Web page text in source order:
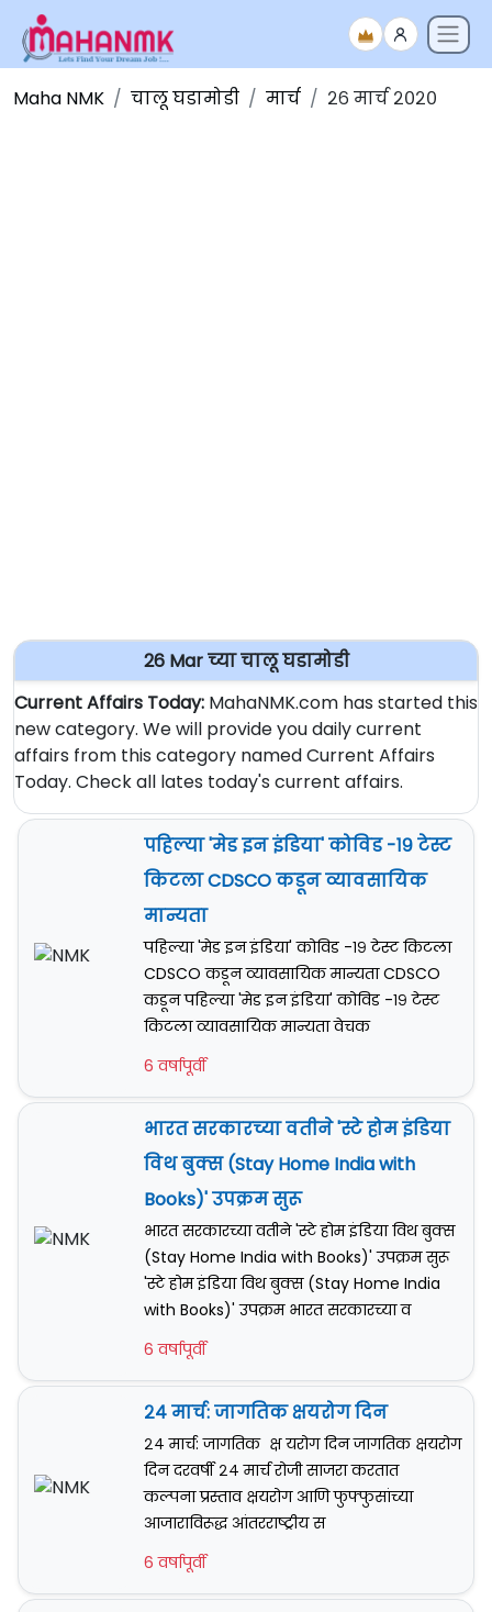
Maha NMK चालू घडामोडी मार्च २६ मार्च २०२०
26 Mar च्या चालू घडामोडी
Current Affairs Today: MahaNMK.com has started this
new category. We will provide you daily current
affairs from this category named Current Affairs
Today. Check all lates today's current affairs.
पहिल्या 'मेड इन इंडिया' कोविड -१९ टेस्ट
किटला CDSCO कडून व्यावसायिक
मान्यता
पहिल्या 'मेड इन इंडिया' कोविड -१९ टेस्ट किटला
CDSCO कडून व्यावसायिक मान्यता CDSCO
कडून पहिल्या 'मेड इन इंडिया' कोविड -१९ टेस्ट
किटला व्यावसायिक मान्यता वेचक
6 वर्षापूर्वी
भारत सरकारच्या वतीने 'स्टे होम इंडिया
विथ बुक्स (Stay Home India with
Books)' उपक्रम सुरू
भारत सरकारच्या वतीने 'स्टे होम इंडिया विथ बुक्स
(Stay Home India with Books)' उपक्रम सुरू
'स्टे होम इंडिया विथ बुक्स (Stay Home India
with Books)' उपक्रम भारत सरकारच्या व
6 वर्षापूर्वी
२४ मार्च: जागतिक क्षयरोग दिन
२४ मार्च: जागतिक क्ष यरोग दिन जागतिक क्षयरोग
दिन दरवर्षी २४ मार्च रोजी साजरा करतात
कल्पना प्रस्ताव क्षयरोग आणि फुफ्फुसांच्या
आजाराविरूद्ध आंतरराष्ट्रीय स
6 वर्षापूर्वी